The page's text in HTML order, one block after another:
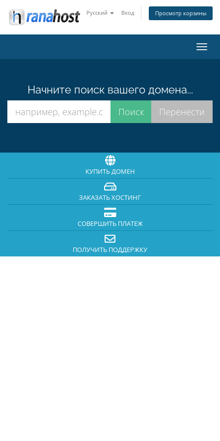
Русский Вход Просмотр корзины
Начните поиск вашего домена...
КУПИТЬ ДОМЕН
ЗАКАЗАТЬ ХОСТИНГ
СОВЕРШИТЬ ПЛАТЕЖ
ПОЛУЧИТЬ ПОДДЕРЖКУ